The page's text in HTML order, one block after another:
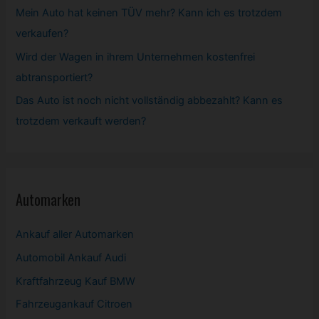
Mein Auto hat keinen TÜV mehr? Kann ich es trotzdem
verkaufen?
Wird der Wagen in ihrem Unternehmen kostenfrei
abtransportiert?
Das Auto ist noch nicht vollständig abbezahlt? Kann es
trotzdem verkauft werden?
Automarken
Ankauf aller Automarken
Automobil Ankauf Audi
Kraftfahrzeug Kauf BMW
Fahrzeugankauf Citroen